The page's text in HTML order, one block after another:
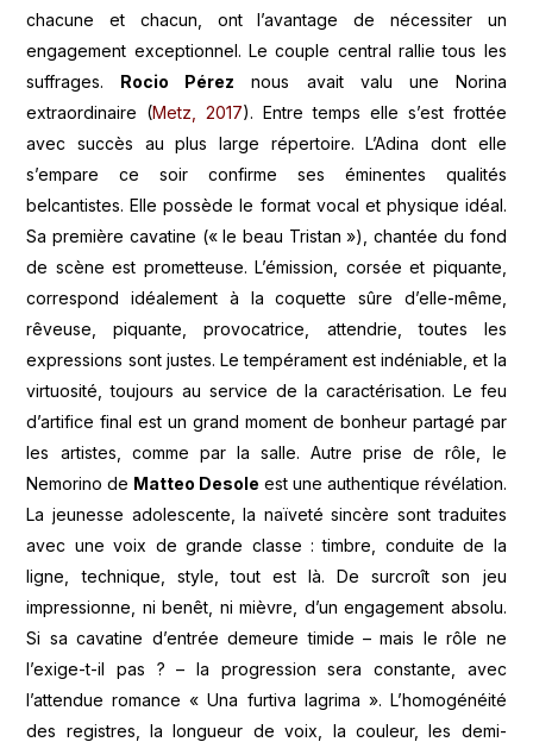
chacune et chacun, ont l’avantage de nécessiter un
engagement exceptionnel. Le couple central rallie tous les
suffrages. Rocio Pérez nous avait valu une Norina
extraordinaire (Metz, 2017). Entre temps elle s’est frottée
avec succès au plus large répertoire. L’Adina dont elle
s’empare ce soir confirme ses éminentes qualités
belcantistes. Elle possède le format vocal et physique idéal.
Sa première cavatine (« le beau Tristan »), chantée du fond
de scène est prometteuse. L’émission, corsée et piquante,
correspond idéalement à la coquette sûre d’elle-même,
rêveuse, piquante, provocatrice, attendrie, toutes les
expressions sont justes. Le tempérament est indéniable, et la
virtuosité, toujours au service de la caractérisation. Le feu
d’artifice final est un grand moment de bonheur partagé par
les artistes, comme par la salle. Autre prise de rôle, le
Nemorino de Matteo Desole est une authentique révélation.
La jeunesse adolescente, la naïveté sincère sont traduites
avec une voix de grande classe : timbre, conduite de la
ligne, technique, style, tout est là. De surcroît son jeu
impressionne, ni benêt, ni mièvre, d’un engagement absolu.
Si sa cavatine d’entrée demeure timide – mais le rôle ne
l’exige-t-il pas ? – la progression sera constante, avec
l’attendue romance « Una furtiva lagrima ». L’homogénéité
des registres, la longueur de voix, la couleur, les demi-